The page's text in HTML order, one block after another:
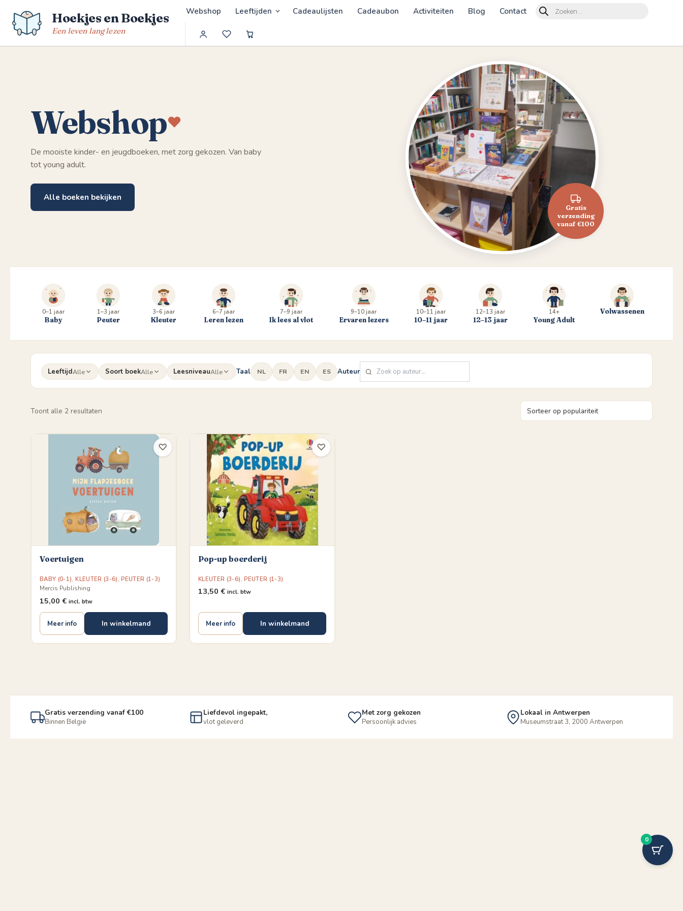
naar
inhoud
Hoekjes en Boekjes
Een leven lang lezen
Webshop Leeftijden Cadeaulijsten Cadeaubon Activiteiten Blog Contact
Products
search
Webshop
De mooiste kinder- en jeugdboeken, met zorg gekozen. Van baby
tot young adult.
Alle boeken bekijken
Gratis
verzending
vanaf €100
0–1 jaar
Baby
1–3 jaar
Peuter
3–6 jaar
Kleuter
6–7 jaar
Leren lezen
7–9 jaar
Ik lees al vlot
9–10 jaar
Ervaren lezers
10–11 jaar
10–11 jaar
12–13 jaar
12–13 jaar
14+
Young Adult
Volwassenen
LeeftijdAlle Soort boekAlle LeesniveauAlle Taal NL FR EN ES Auteur
Toont alle 2 resultaten
Voertuigen
BABY (0-1),KLEUTER (3-6),PEUTER (1-3)
Mercis Publishing
15,00 € incl. btw
Meer info In winkelmand
♡
Pop-up boerderij
KLEUTER (3-6),PEUTER (1-3)
13,50 € incl. btw
Meer info In winkelmand
♡
Gratis verzending vanaf €100
Binnen België
Liefdevol ingepakt,
vlot geleverd
Met zorg gekozen
Persoonlijk advies
Lokaal in Antwerpen
Museumstraat 3, 2000 Antwerpen
0